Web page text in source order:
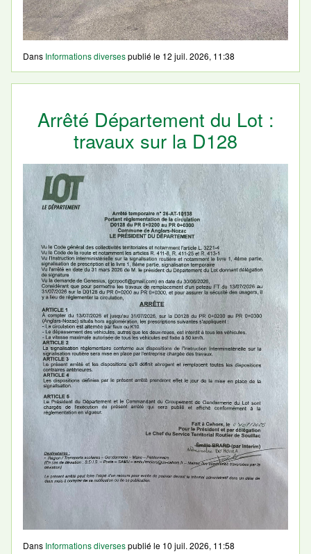
Dans Informations diversespublié le 12 juil. 2026, 11:38
Arrêté Département du Lot :
travaux sur la D128
Dans Informations diversespublié le 10 juil. 2026, 11:58